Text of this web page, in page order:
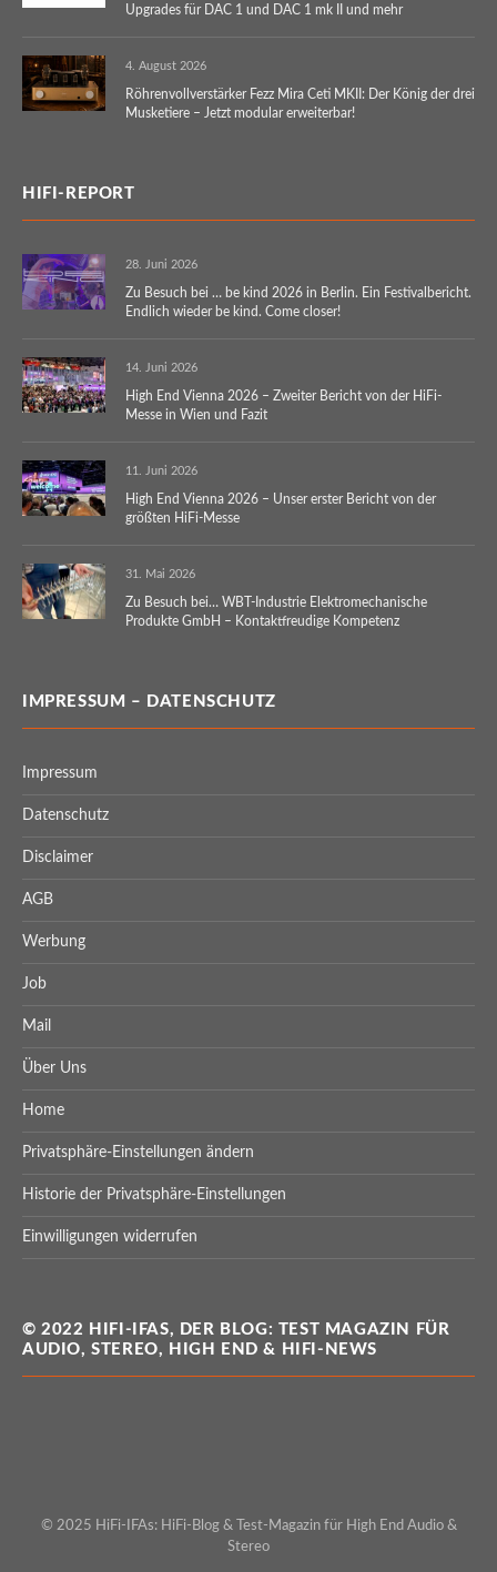
Upgrades für DAC 1 und DAC 1 mk II und mehr
4. August 2026
Röhrenvollverstärker Fezz Mira Ceti MKII: Der König der drei
Musketiere – Jetzt modular erweiterbar!
HIFI-REPORT
28. Juni 2026
Zu Besuch bei … be kind 2026 in Berlin. Ein Festivalbericht.
Endlich wieder be kind. Come closer!
14. Juni 2026
High End Vienna 2026 – Zweiter Bericht von der HiFi-
Messe in Wien und Fazit
11. Juni 2026
High End Vienna 2026 – Unser erster Bericht von der
größten HiFi-Messe
31. Mai 2026
Zu Besuch bei… WBT-Industrie Elektromechanische
Produkte GmbH – Kontaktfreudige Kompetenz
IMPRESSUM – DATENSCHUTZ
Impressum
Datenschutz
Disclaimer
AGB
Werbung
Job
Mail
Über Uns
Home
Privatsphäre-Einstellungen ändern
Historie der Privatsphäre-Einstellungen
Einwilligungen widerrufen
© 2022 HIFI-IFAS, DER BLOG: TEST MAGAZIN FÜR
AUDIO, STEREO, HIGH END & HIFI-NEWS
© 2025 HiFi-IFAs: HiFi-Blog & Test-Magazin für High End Audio &
Stereo